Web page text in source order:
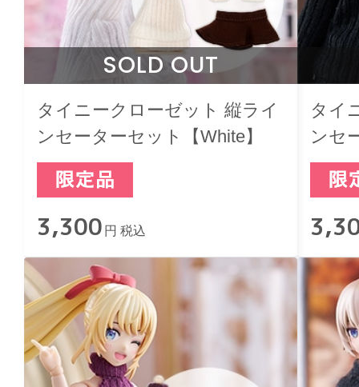
SOLD OUT
タイニークローゼット 縦ライ
ンセーターセット【White】
3,300 円 税込
タイ
ンセ